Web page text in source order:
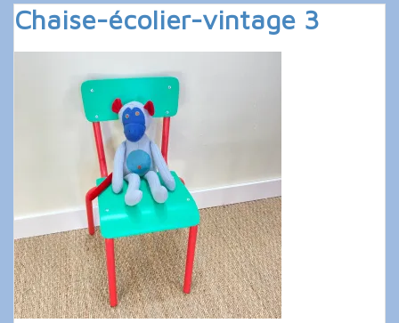
Chaise-écolier-vintage 3